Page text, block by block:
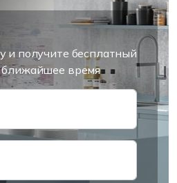
и получите бесплатный
время